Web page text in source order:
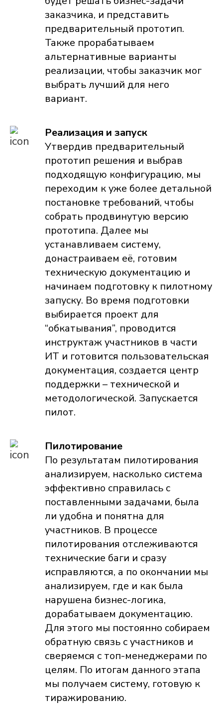
заказчика, и представить
предварительный прототип.
Также прорабатываем
альтернативные варианты
реализации, чтобы заказчик мог
выбрать лучший для него
вариант.
Реализация и запуск
Утвердив предварительный
прототип решения и выбрав
подходящую конфигурацию, мы
переходим к уже более детальной
постановке требований, чтобы
собрать продвинутую версию
прототипа. Далее мы
устанавливаем систему,
донастраиваем её, готовим
техническую документацию и
начинаем подготовку к пилотному
запуску. Во время подготовки
выбирается проект для
“обкатывания”, проводится
инструктаж участников в части
ИТ и готовится пользовательская
документация, создается центр
поддержки – технической и
методологической. Запускается
пилот.
Пилотирование
По результатам пилотирования
анализируем, насколько система
эффективно справилась с
поставленными задачами, была
ли удобна и понятна для
участников. В процессе
пилотирования отслеживаются
технические баги и сразу
исправляются, а по окончании мы
анализируем, где и как была
нарушена бизнес-логика,
дорабатываем документацию.
Для этого мы постоянно собираем
обратную связь с участников и
сверяемся с топ-менеджерами по
целям. По итогам данного этапа
мы получаем систему, готовую к
тиражированию.